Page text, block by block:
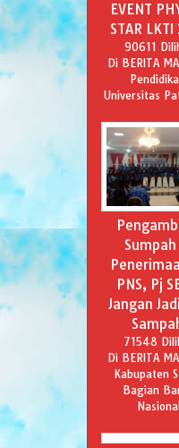
EVENT
STAR LKTI
90611
Di BERITA
Universitas
PNS, Pj
Jangan
71548
Di BERITA
Kabupaten
Bagian
Nasional